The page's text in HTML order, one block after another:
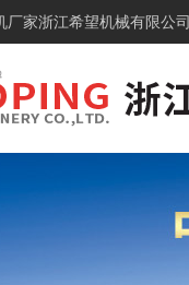
厂家浙江希望机械有限公司